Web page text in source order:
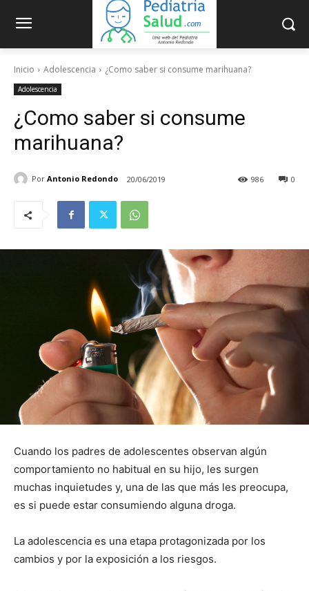
Inicio Adolescencia ¿Como saber si consume marihuana?
Adolescencia
¿Como saber si consume
marihuana?
Por Antonio Redondo 20/06/2019 0
986
Cuando los padres de adolescentes observan algún
comportamiento no habitual en su hijo, les surgen
muchas inquietudes y, una de las que más les preocupa,
es si puede estar consumiendo alguna droga.
La adolescencia es una etapa protagonizada por los
cambios y por la exposición a los riesgos.